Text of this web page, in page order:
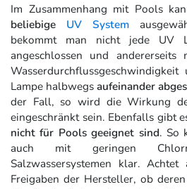
Im Zusammenhang mit Pools
beliebige UV System
bekommt man nicht jede UV
angeschlossen und andererseits
Lampe halbwegsaufeinander
der Fall, so wird die Wirkung
eingeschränkt sein. Ebenfalls gibt
nicht für Pools geeignet sind. So
auch mit geringen
Salzwassersystemen klar.
Freigaben der Hersteller, ob